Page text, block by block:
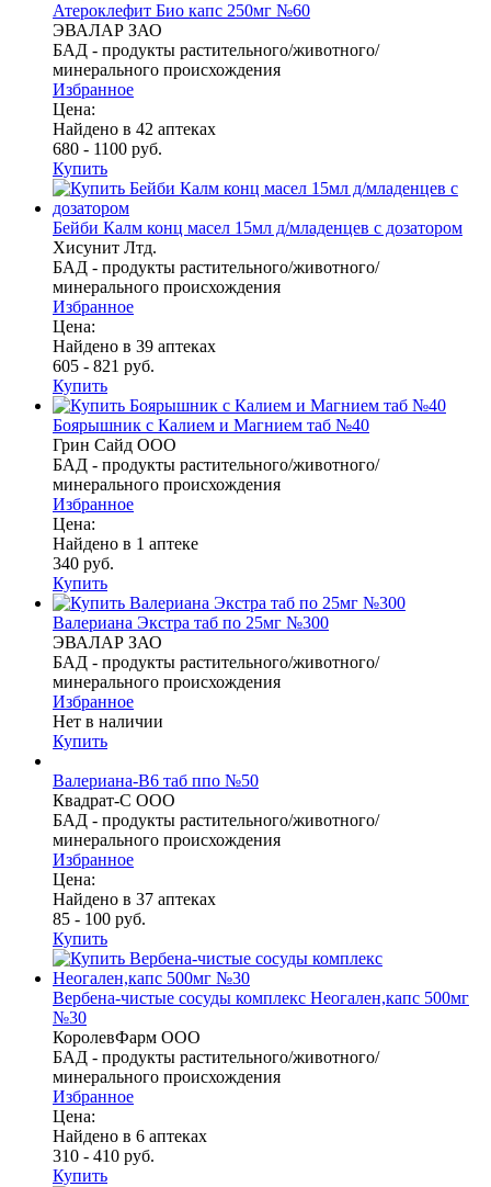
Атероклефит Био капс 250мг №60
ЭВАЛАР ЗАО
БАД - продукты растительного/животного/
минерального происхождения
Избранное
Цена:
Найдено в 42 аптеках
680 - 1100 руб.
Купить
Бейби Калм конц масел 15мл д/младенцев с дозатором
Хисунит Лтд.
БАД - продукты растительного/животного/
минерального происхождения
Избранное
Цена:
Найдено в 39 аптеках
605 - 821 руб.
Купить
Боярышник с Калием и Магнием таб №40
Грин Сайд ООО
БАД - продукты растительного/животного/
минерального происхождения
Избранное
Цена:
Найдено в 1 аптеке
340 руб.
Купить
Валериана Экстра таб по 25мг №300
ЭВАЛАР ЗАО
БАД - продукты растительного/животного/
минерального происхождения
Избранное
Нет в наличии
Купить
Валериана-В6 таб ппо №50
Квадрат-С ООО
БАД - продукты растительного/животного/
минерального происхождения
Избранное
Цена:
Найдено в 37 аптеках
85 - 100 руб.
Купить
Вербена-чистые сосуды комплекс Неогален,капс 500мг
№30
КоролевФарм ООО
БАД - продукты растительного/животного/
минерального происхождения
Избранное
Цена:
Найдено в 6 аптеках
310 - 410 руб.
Купить